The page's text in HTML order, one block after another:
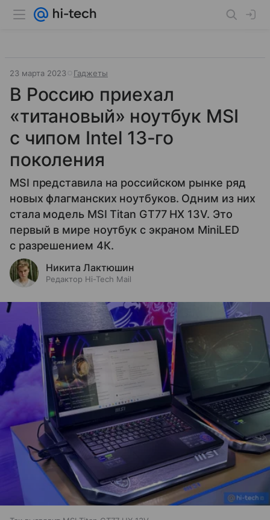
23 марта 2023 Гаджеты
В Россию приехал
«титановый» ноутбук MSI
с чипом Intel 13-го
поколения
MSI представила на российском рынке ряд
новых флагманских ноутбуков. Одним из них
стала модель MSI Titan GT77 HX 13V. Это
первый в мире ноутбук с экраном MiniLED
с разрешением 4К.
Никита Лактюшин
Редактор Hi-Tech Mail